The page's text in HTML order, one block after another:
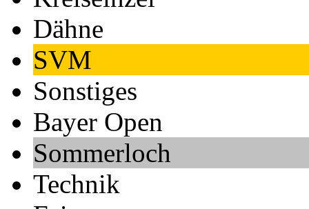
Dähne
SVM
Sonstiges
Bayer Open
Sommerloch
Technik